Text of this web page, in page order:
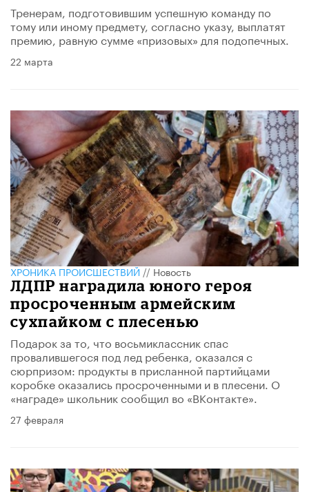
Тренерам, подготовившим успешную команду по
тому или иному предмету, согласно указу, выплатят
премию, равную сумме «призовых» для подопечных.
22 марта
ХРОНИКА ПРОИСШЕСТВИЙ//Новость
ЛДПР наградила юного героя
просроченным армейским
сухпайком с плесенью
Подарок за то, что восьмиклассник спас
провалившегося под лед ребенка, оказался с
сюрпризом: продукты в присланной партийцами
коробке оказались просроченными и в плесени. О
«награде» школьник сообщил во «ВКонтакте».
27 февраля